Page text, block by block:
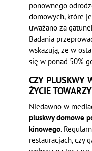
ponownego
domowych, które
uważano za
Badania
wskazują, że w
się w ponad 50%
CZY PLUSKWY
ŻYCIE
Niedawno w
pluskwy domowe
kinowego.
restauracjach, czy